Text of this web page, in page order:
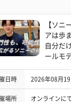
【ソニ
アは歩
自分だ
ールモ
日時 2026年08月
場所 オンラインに